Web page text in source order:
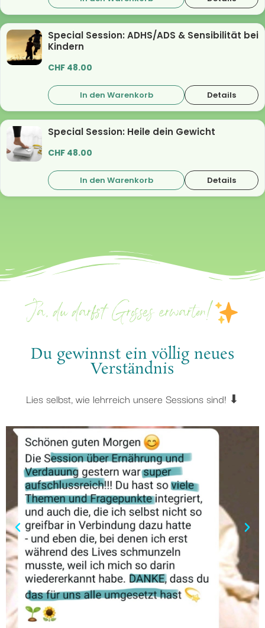
Special Session: ADHS/ADS & Sensibilität bei
Kindern
CHF 48.00
In den Warenkorb Details
Special Session: Heile dein Gewicht
CHF 48.00
In den Warenkorb Details
Ja, du darfst Grosses erwarten!
Du gewinnst ein völlig neues
Verständnis
Lies selbst, wie lehrreich unsere Sessions sind! ⬇